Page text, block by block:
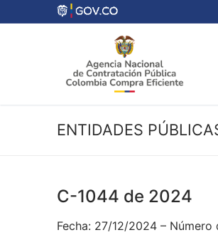
al
ENTIDADES
C-1044 de 2024
Fecha: 27/12/2024 –